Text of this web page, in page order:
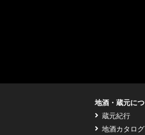
地酒・蔵元に
蔵元紀行
地酒カタログ